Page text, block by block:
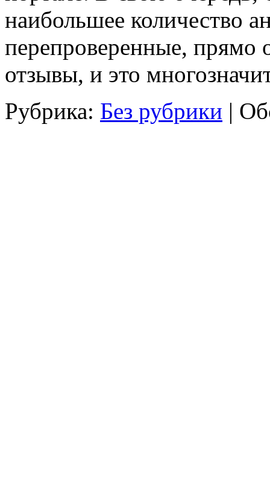
наибольшее количество
перепроверенные, прямо
отзывы, и это
Рубрика: Без рубрики |